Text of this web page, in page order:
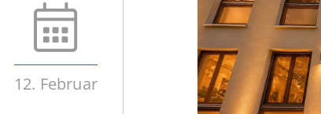
12. Februar